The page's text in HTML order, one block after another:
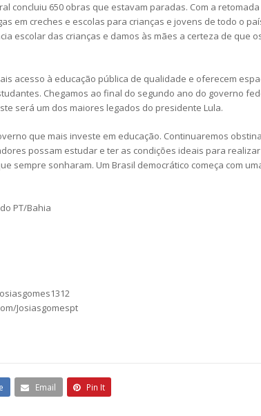
concluiu 650 obras que estavam paradas. Com a
em creches e escolas para crianças e jovens de todo o
escolar das crianças e damos às mães a certeza de que
acesso à educação pública de qualidade e oferecem
Chegamos ao final do segundo ano do governo
será um dos maiores legados do presidente Lula.
que mais investe em educação. Continuaremos
possam estudar e ter as condições ideais para
sempre sonharam. Um Brasil democrático começa com
PT/Bahia
Josiasgomespt
Email Pin It